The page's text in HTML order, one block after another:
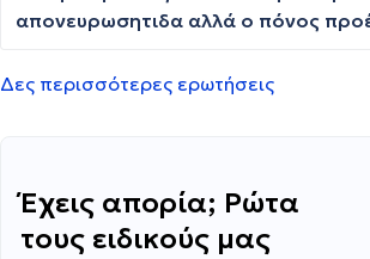
απονευρωσητιδα αλλά ο πόνος
κανένα εύρημα τι μπορεί να είναι?
Δες περισσότερες ερωτήσεις
Έχεις απορία; Ρώτα
τους ειδικούς μας